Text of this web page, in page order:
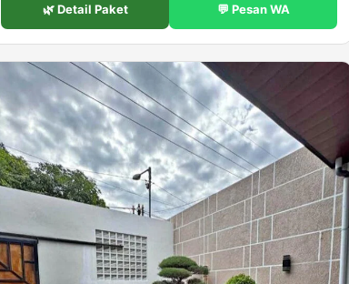
🌿 Detail Paket 💬 Pesan WA